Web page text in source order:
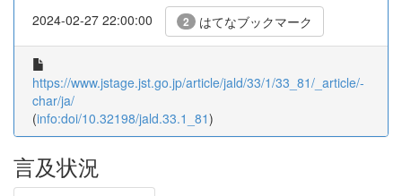
2024-02-27 22:00:00 2 はてなブックマーク
https://www.jstage.jst.go.jp/article/jald/33/1/33_81/_article/-
char/ja/
(info:doi/10.32198/jald.33.1_81)
言及状況